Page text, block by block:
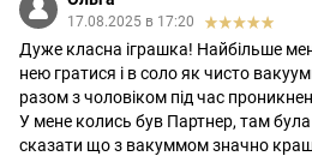
17.08.2025 в 17:20
Дуже класна іграшка! Найбільше
нею гратися і в соло як чисто
разом з чоловіком під час
У мене колись був Партнер, там
сказати що з вакуммом значно